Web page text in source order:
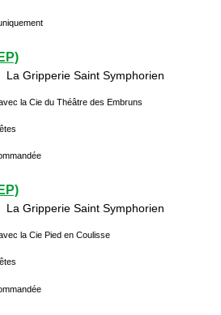
La Gripperie Saint Symphorien
la Cie du Théâtre des Embruns
La Gripperie Saint Symphorien
la Cie Pied en Coulisse